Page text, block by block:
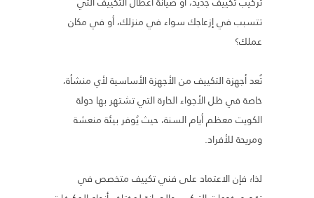
تتسبب في إزعاجك سواء في منزلك، أو في مكان
عملك؟
تُعد أجهزة التكييف من الأجهزة الأساسية لأي منشأة،
خاصة في ظل الأجواء الحارة التي تشتهر بها دولة
الكويت معظم أيام السنة، حيث يُوفر بيئة منعشة
ومريحة للأفراد.
لذا؛ فإن الاعتماد على فني تكييف متخصص في